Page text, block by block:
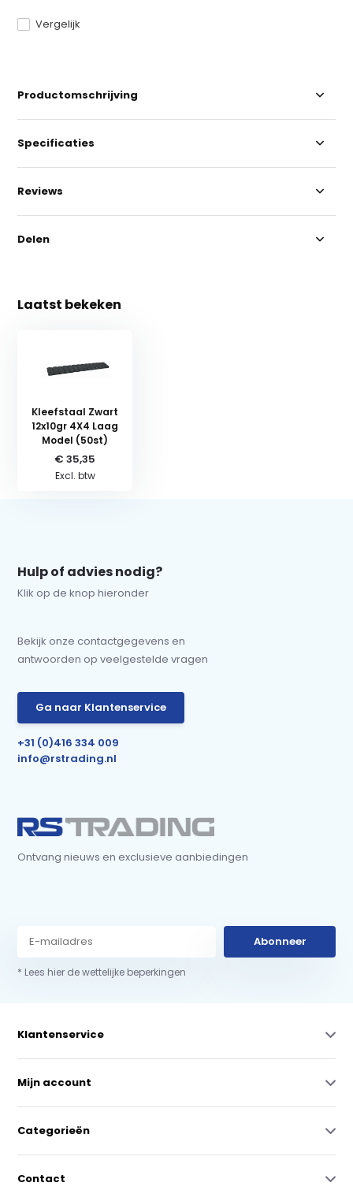
Vergelijk
Productomschrijving
Specificaties
Reviews
Delen
Laatst bekeken
Kleefstaal Zwart
12x10gr 4X4 Laag
Model (50st)
€ 35,35
Excl. btw
Hulp of advies nodig?
Klik op de knop hieronder
Bekijk onze contactgegevens en
antwoorden op veelgestelde vragen
Ga naar Klantenservice
+31 (0)416 334 009
info@rstrading.nl
Ontvang nieuws en exclusieve aanbiedingen
Abonneer
* Lees hier de wettelijke beperkingen
Klantenservice
Mijn account
Categorieën
Contact